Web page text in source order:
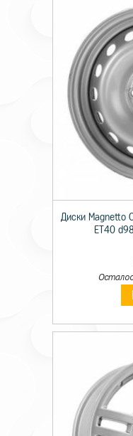
Диски Magnetto
ET40